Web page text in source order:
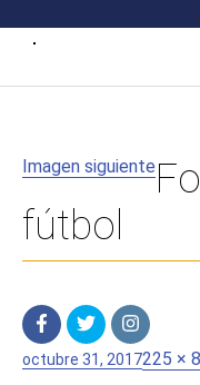
Imagen siguiente
fútbol
Publicado
en
octubre 31, 2017225 ×